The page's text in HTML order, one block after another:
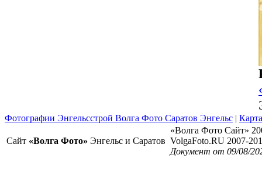
Фотографии Энгельсстрой Волга Фото Саратов Энгельс |
Сайт «Волга Фото» Энгельс и Саратов
«Волга Фото Сайт»
VolgaFoto.RU 2007-
Документ от 09/08/